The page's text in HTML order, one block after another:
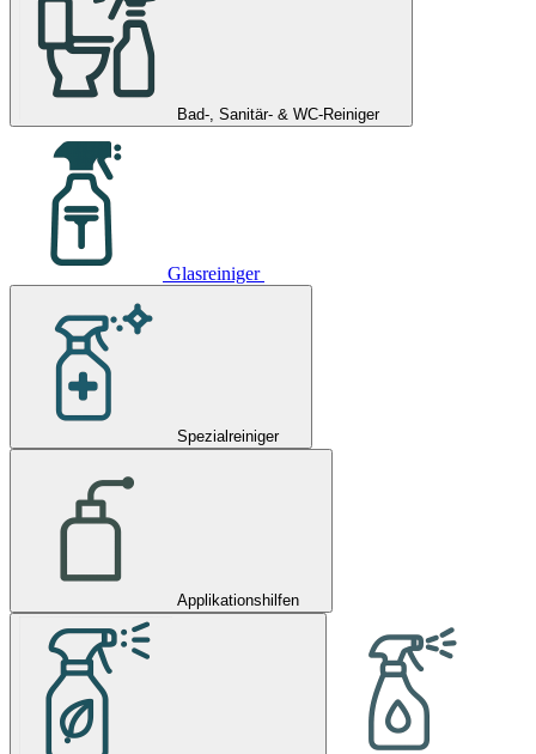
Bad-, Sanitär- & WC-Reiniger
Glasreiniger
Spezialreiniger
Applikationshilfen